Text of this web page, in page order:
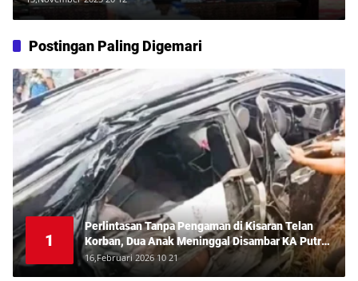
Postingan Paling Digemari
1
Perlintasan Tanpa Pengaman di Kisaran Telan
Korban, Dua Anak Meninggal Disambar KA Putri
Deli
16,Februari 2026 10 21